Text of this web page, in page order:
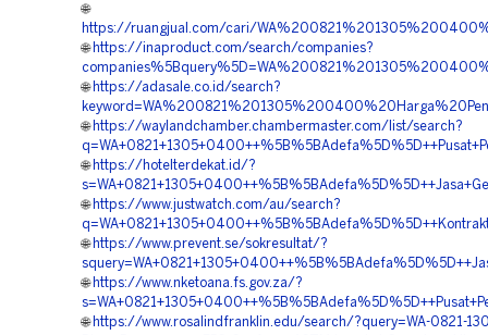
🌐
https://ruangjual.com/cari/
🌐 https://inaproduct.com/search/companies?
🌐 https://adasale.co.id/search?
🌐 https://waylandchamber.chambermaster.com/list/search?
🌐 https://hotelterdekat.id/?
🌐 https://www.justwatch.com/au/search?
🌐 https://www.prevent.se/sokresultat/?
🌐 https://www.nketoana.fs.gov.za/?
🌐 https://www.rosalindfranklin.edu/search/?query=WA-0821-